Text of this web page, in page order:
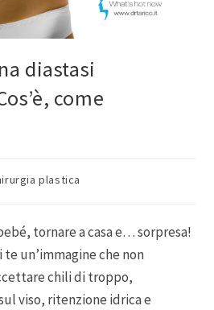
diastasi
come
plastica
tornare a casa e… sorpresa!
un’immagine che non
chili di troppo,
viso, ritenzione idrica e